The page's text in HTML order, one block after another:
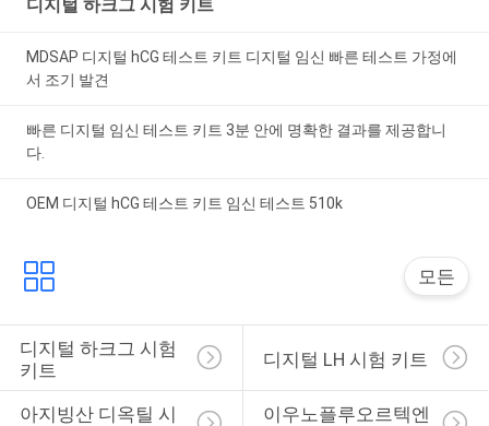
디지털 하크그 시험 키트
MDSAP 디지털 hCG 테스트 키트 디지털 임신 빠른 테스트 가정에
서 조기 발견
빠른 디지털 임신 테스트 키트 3분 안에 명확한 결과를 제공합니
다.
OEM 디지털 hCG 테스트 키트 임신 테스트 510k
모든
디지털 하크그 시험
키트
디지털 LH 시험 키트
아지빙산 디옥틸 시
이우노플루오르텍엔